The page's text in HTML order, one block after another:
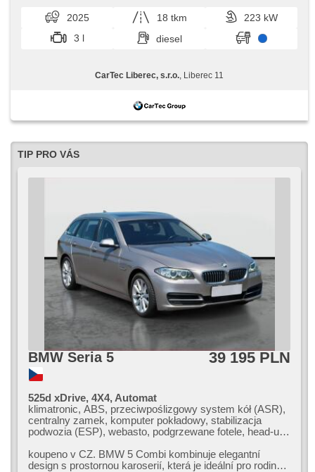
2025 18 tkm
223 kW
3 l
diesel
CarTec Liberec, s.r.o. , Liberec 11
TIP PRO VÁS
BMW Seria 5 39 195 PLN
525d xDrive, 4X4, Automat
klimatronic, ABS, przeciwpoślizgowy system kół (ASR),
centralny zamek, komputer pokładowy, stabilizacja
podwozia (ESP), webasto, podgrzewane fotele, head-up
start, czujnik ciśnienia opon, USB, reflektory ksenonowe,
8x poduszka powietrzna, elektryczna regulacja foteli,
koupeno v CZ. BMW 5 Combi kombinuje elegantní
design s prostornou karoserií,​ která je ideální pro rodinné